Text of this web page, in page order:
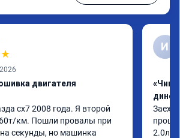
★
двигателя
сх7 2008 года. Я второй
км. Пошли провалы при
секунды, но машинка
И
«Чип
2.0л.